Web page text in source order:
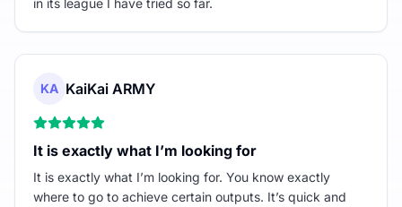
KA KaiKai ARMY
It is exactly what I’m looking for
It is exactly what I’m looking for. You know exactly
where to go to achieve certain outputs. It’s quick and